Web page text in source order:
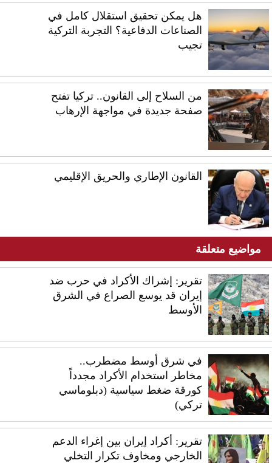
هل يمكن تحقيق استقلال كامل في
الصناعات الدفاعية؟ التجربة التركية
تجيب
من السلاح إلى القانون.. تركيا تفتح
صفحة جديدة في مواجهة الإرهاب
القانون الإطاري والحريق الإقليمي
مواضيع متعلقة
تقرير: إشراك الأكراد في حرب ضد
إيران قد يوسع الصراع في الشرق
الأوسط
في شرق أوسط مضطرب..
مخاطر استخدام الأكراد مجدداً
كورقة ضغط سياسية (دبلوماسي
تركي)
تقرير: أكراد إيران بين إغراء الدعم
الخارجي ومخاوف تكرار التخلي